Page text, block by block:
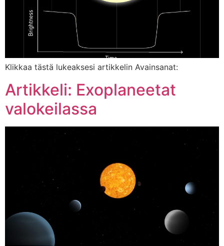
Klikkaa tästä lukeaksesi artikkelin Avainsanat:
Artikkeli: Exoplaneetat
valokeilassa